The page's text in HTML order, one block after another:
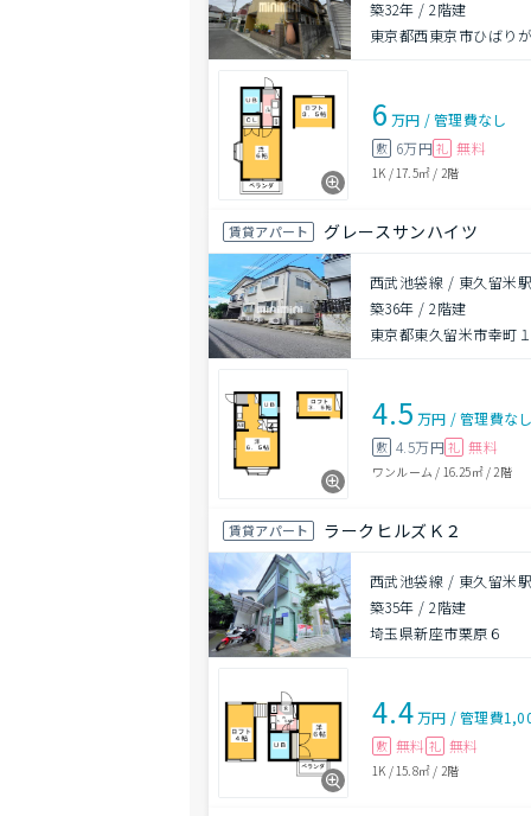
築32年 /2階建
東京都西東京市ひばり
6 万円 /管理費なし
敷 6万円 礼 無料
1K / 17.5㎡ / 2階
賃貸アパート グレースサンハイツ
西武池袋線 / 東久留米
築36年 /2階建
東京都東久留米市幸町１
4.5 万円 /管理費なし
敷 4.5万円 礼 無料
ワンルーム / 16.25㎡/ 2階
賃貸アパート ラークヒルズＫ２
西武池袋線 / 東久留米
築35年 /2階建
埼玉県新座市栗原６
4.4万円 /管理費
敷 無料 礼 無料
1K / 15.8㎡ / 2階